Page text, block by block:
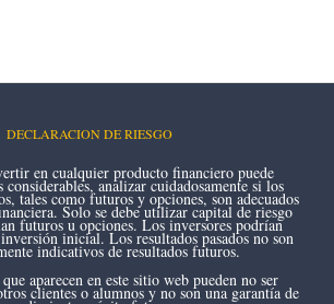
DECLARACION DE RIESGO
en cualquier producto financiero puede
analizar cuidadosamente si los
tales como futuros y opciones, son adecuados
Solo se debe utilizar capital de riesgo
futuros u opciones. Los inversores podrían
inicial. Los resultados pasados no son
indicativos de resultados futuros.
aparecen en este sitio web pueden no ser
clientes o alumnos y no son una garantía de